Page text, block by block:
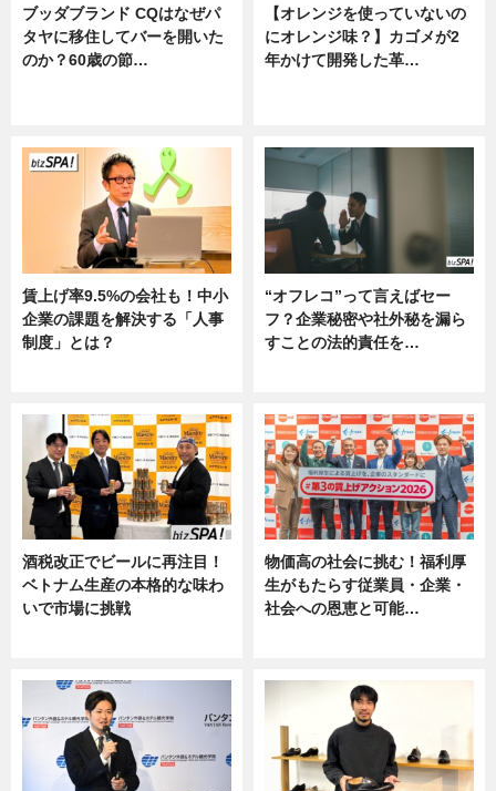
ブッダブランド CQはなぜパ
タヤに移住してバーを開いた
のか？60歳の節…
【オレンジを使っていないの
にオレンジ味？】カゴメが2
年かけて開発した革…
賃上げ率9.5%の会社も！中小
企業の課題を解決する「人事
制度」とは？
“オフレコ”って言えばセー
フ？企業秘密や社外秘を漏ら
すことの法的責任を…
酒税改正でビールに再注目！
ベトナム生産の本格的な味わ
いで市場に挑戦
物価高の社会に挑む！福利厚
生がもたらす従業員・企業・
社会への恩恵と可能…